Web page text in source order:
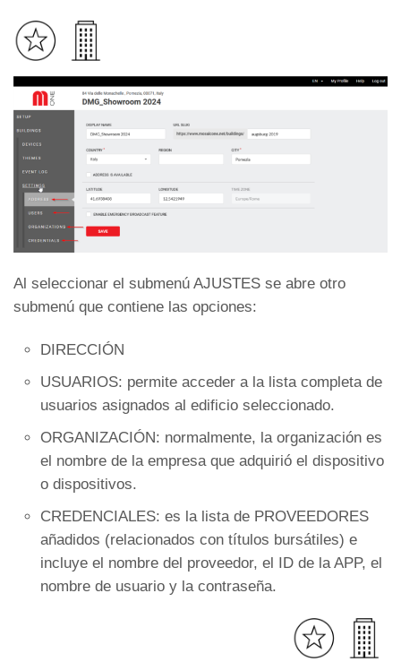
Al seleccionar el submenú AJUSTES se abre otro
submenú que contiene las opciones:
DIRECCIÓN
USUARIOS: permite acceder a la lista completa de
usuarios asignados al edificio seleccionado.
ORGANIZACIÓN: normalmente, la organización es
el nombre de la empresa que adquirió el dispositivo
o dispositivos.
CREDENCIALES: es la lista de PROVEEDORES
añadidos (relacionados con títulos bursátiles) e
incluye el nombre del proveedor, el ID de la APP, el
nombre de usuario y la contraseña.